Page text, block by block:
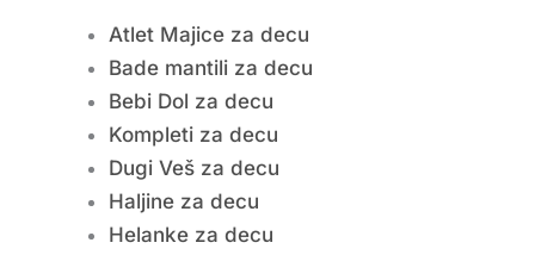
Atlet Majice za decu
Bade mantili za decu
Bebi Dol za decu
Kompleti za decu
Dugi Veš za decu
Haljine za decu
Helanke za decu